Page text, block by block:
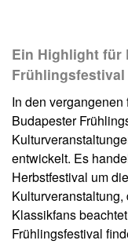
Ein Highlight für
Frühlingsfestival
In den
Budapester
entwickelt. Es
Herbstfestival um
Klassikfans
Frühlingsfestival